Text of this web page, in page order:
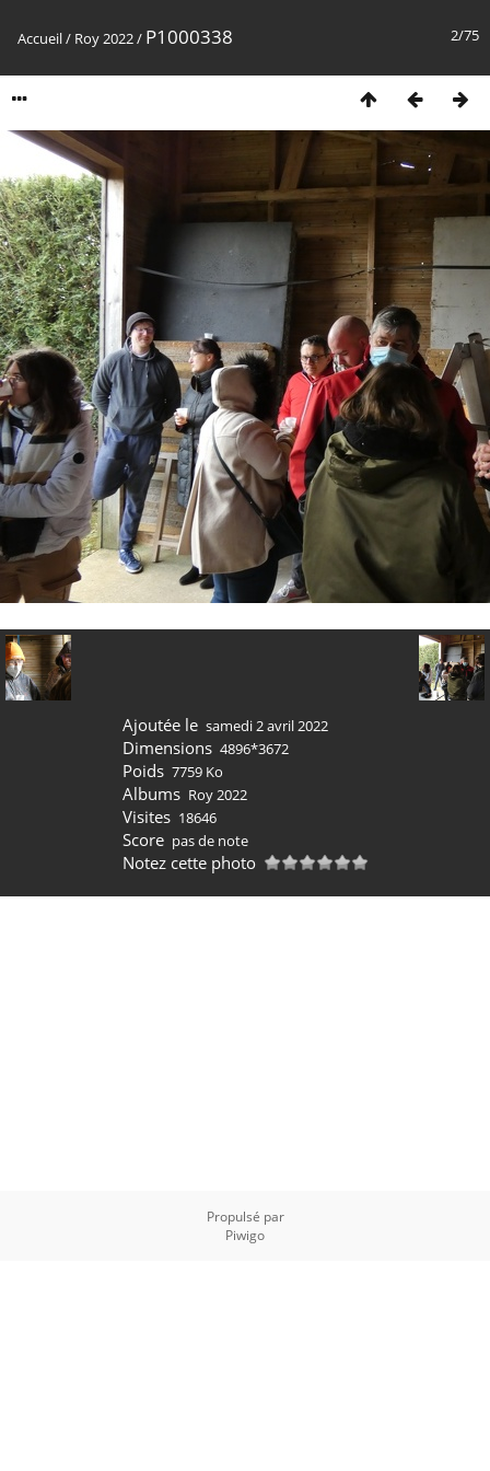
2/75
Accueil/ Roy 2022/ P1000338
Ajoutée le samedi 2 avril 2022
Dimensions 4896*3672
Poids 7759 Ko
Albums Roy 2022
Visites 18646
Score pas de note
Notez cette photo
Propulsé par
Piwigo